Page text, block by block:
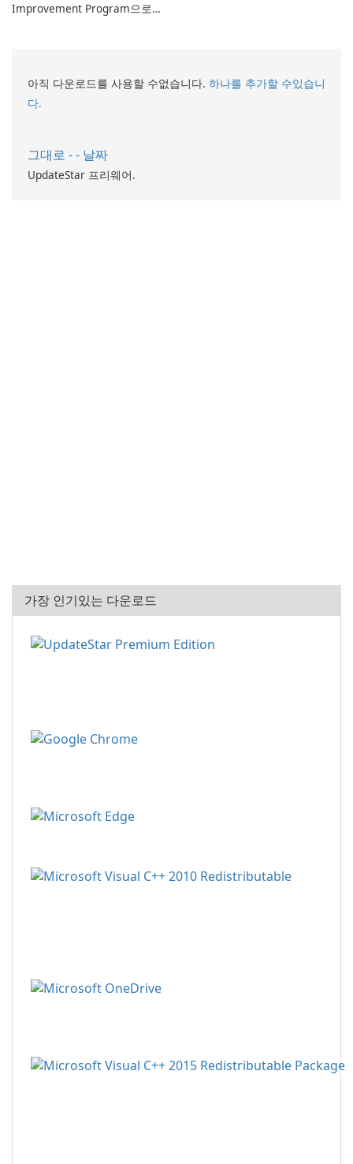
Improvement Program으로
아직 다운로드를 사용할 수없습니다. 하나를 추가할 수있습니
다.
그대로 - - 날짜
UpdateStar 프리웨어.
가장 인기있는 다운로드